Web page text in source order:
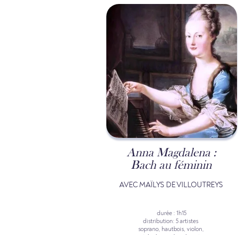
Anna Magdalena :
Bach au féminin
AVEC MAÏLYS DE VILLOUTREYS
durée : 1h15
distribution: 5 artistes
soprano, hautbois, violon,